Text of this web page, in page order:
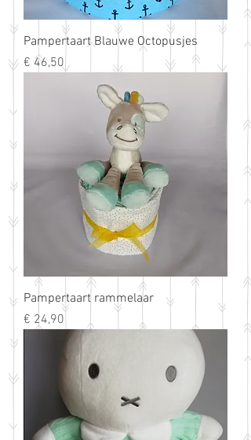
Pampertaart Blauwe Octopusjes
Prijs
€ 46,50
Pampertaart rammelaar
Prijs
€ 24,90